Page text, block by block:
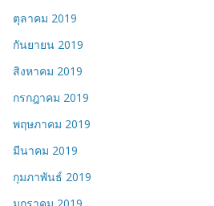
ตุลาคม 2019
กันยายน 2019
สิงหาคม 2019
กรกฎาคม 2019
พฤษภาคม 2019
มีนาคม 2019
กุมภาพันธ์ 2019